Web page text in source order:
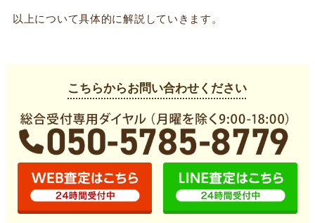
以上について具体的に解説していきます。
こちらからお問い合わせください